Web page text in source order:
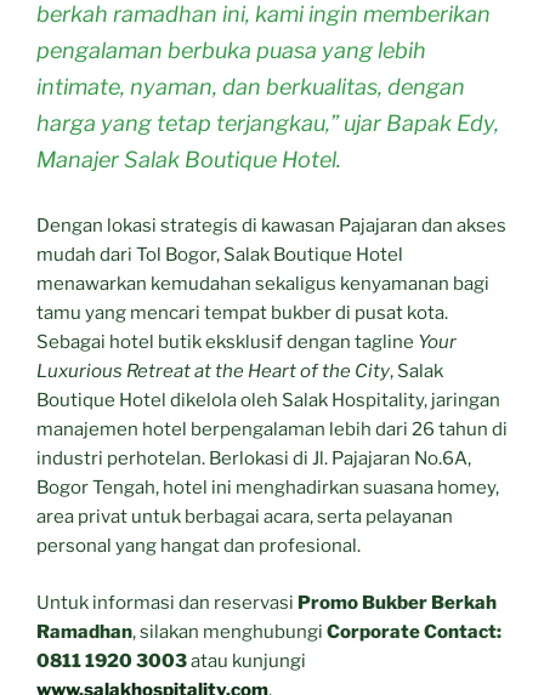
berkah ramadhan ini, kami ingin memberikan
pengalaman berbuka puasa yang lebih
intimate, nyaman, dan berkualitas, dengan
harga yang tetap terjangkau,” ujar Bapak Edy,
Manajer Salak Boutique Hotel.
Dengan lokasi strategis di kawasan Pajajaran dan akses
mudah dari Tol Bogor, Salak Boutique Hotel
menawarkan kemudahan sekaligus kenyamanan bagi
tamu yang mencari tempat bukber di pusat kota.
Sebagai hotel butik eksklusif dengan tagline Your
Luxurious Retreat at the Heart of the City, Salak
Boutique Hotel dikelola oleh Salak Hospitality, jaringan
manajemen hotel berpengalaman lebih dari 26 tahun di
industri perhotelan. Berlokasi di Jl. Pajajaran No.6A,
Bogor Tengah, hotel ini menghadirkan suasana homey,
area privat untuk berbagai acara, serta pelayanan
personal yang hangat dan profesional.
Untuk informasi dan reservasi Promo Bukber Berkah
Ramadhan, silakan menghubungi Corporate Contact:
0811 1920 3003atau kunjungi
www.salakhospitality.com.